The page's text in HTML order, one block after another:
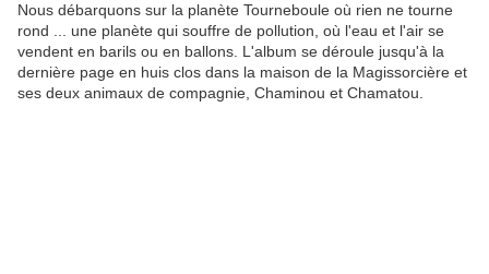
Nous débarquons sur la planète Tourneboule où rien ne tourne
rond ... une planète qui souffre de pollution, où l'eau et l'air se
vendent en barils ou en ballons. L'album se déroule jusqu'à la
dernière page en huis clos dans la maison de la Magissorcière et
ses deux animaux de compagnie, Chaminou et Chamatou.